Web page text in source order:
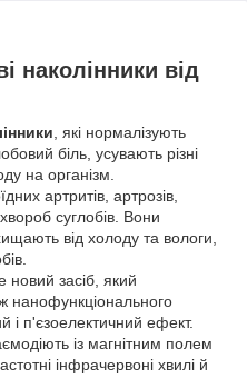
наколінники від
, які нормалізують
біль, усувають різні
на організм.
артритів, артрозів,
суглобів. Вони
від холоду та вологи,
засіб, який
нанофункціонального
і п'єзоелектичний ефект.
із магнітним полем
інфрачервоні хвилі й